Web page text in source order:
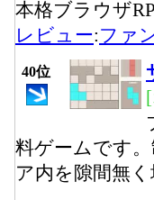
本格ブラウザ
レビュー:ファ
40位
料ゲームです
ア内を隙間無